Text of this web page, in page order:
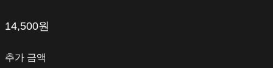
14,500원
추가 금액